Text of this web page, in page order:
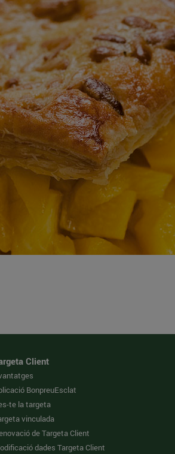
Client
BonpreuEsclat
te la targeta
vinculada
de Targeta Client
dades Targeta Client